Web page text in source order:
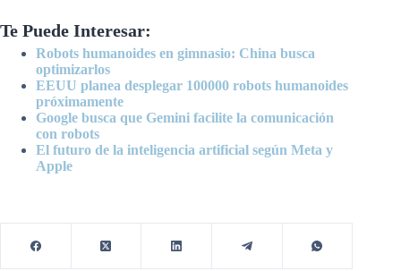
Te Puede Interesar:
Robots humanoides en gimnasio: China busca
optimizarlos
EEUU planea desplegar 100000 robots humanoides
próximamente
Google busca que Gemini facilite la comunicación
con robots
El futuro de la inteligencia artificial según Meta y
Apple